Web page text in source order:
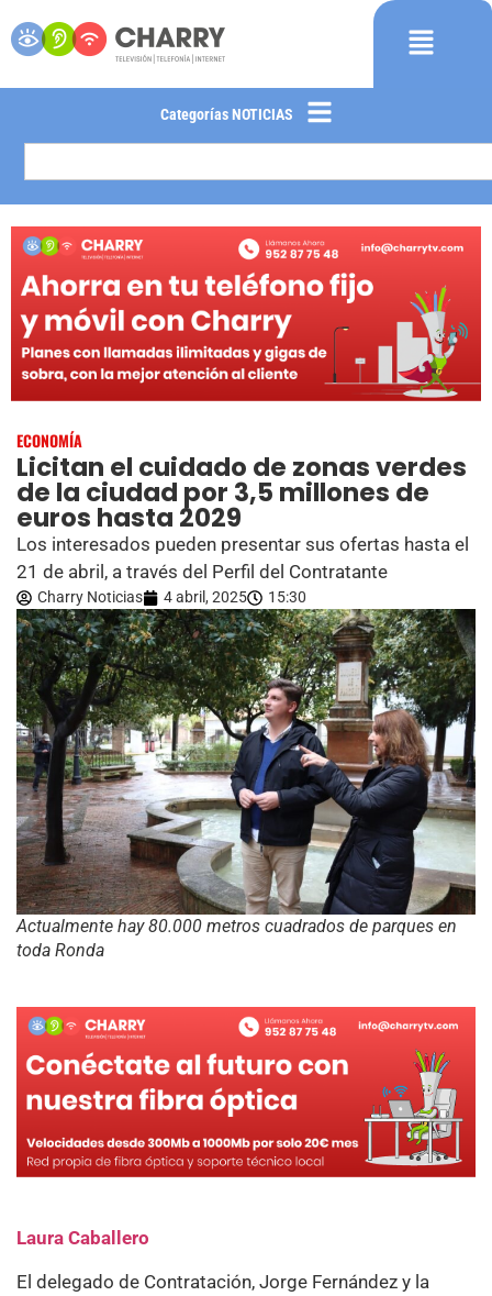
Categorías NOTICIAS
ECONOMÍA
Licitan el cuidado de zonas verdes
de la ciudad por 3,5 millones de
euros hasta 2029
Los interesados pueden presentar sus ofertas hasta el
21 de abril, a través del Perfil del Contratante
Charry Noticias 4 abril, 2025 15:30
Actualmente hay 80.000 metros cuadrados de parques en
toda Ronda
Laura Caballero
El delegado de Contratación, Jorge Fernández y la